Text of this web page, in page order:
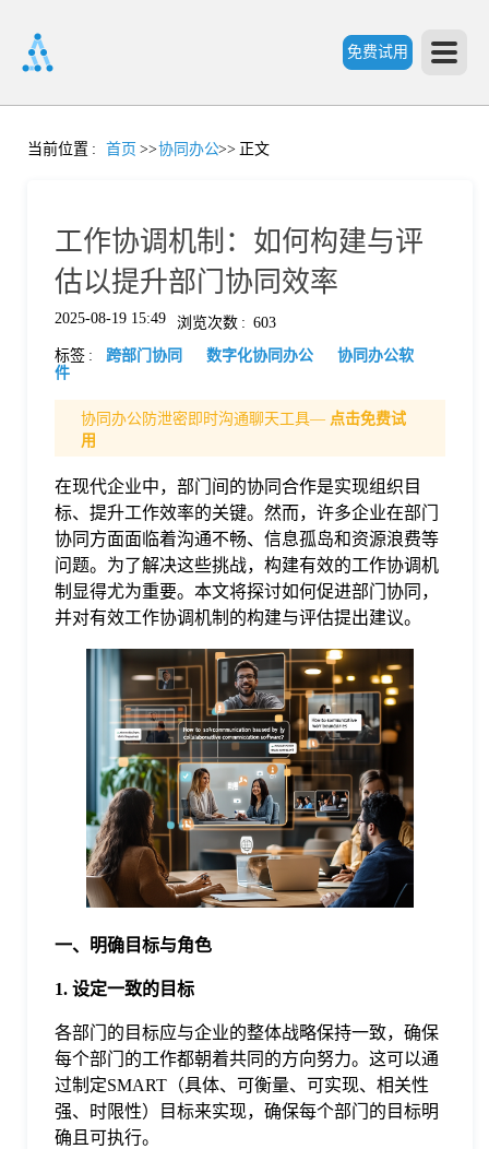
免费试用
首
格
当前位置 : 首页 >>协同办公>> 正文
工作协调机制：如何构建与评
估以提升部门协同效率
2025-08-19 15:49 浏览次数 : 603
标签 : 跨部门协同 数字化协同办公
协同办公软
件
协同办公防泄密即时沟通聊天工具— 点击免费试
用
在现代企业中，部门间的协同合作是实现组织目
标、提升工作效率的关键。然而，许多企业在部门
协同方面面临着沟通不畅、信息孤岛和资源浪费等
问题。为了解决这些挑战，构建有效的工作协调机
制显得尤为重要。本文将探讨如何促进部门协同，
并对有效工作协调机制的构建与评估提出建议。
一、明确目标与角色
1. 设定一致的目标
各部门的目标应与企业的整体战略保持一致，确保
每个部门的工作都朝着共同的方向努力。这可以通
过制定SMART（具体、可衡量、可实现、相关性
强、时限性）目标来实现，确保每个部门的目标明
确且可执行。